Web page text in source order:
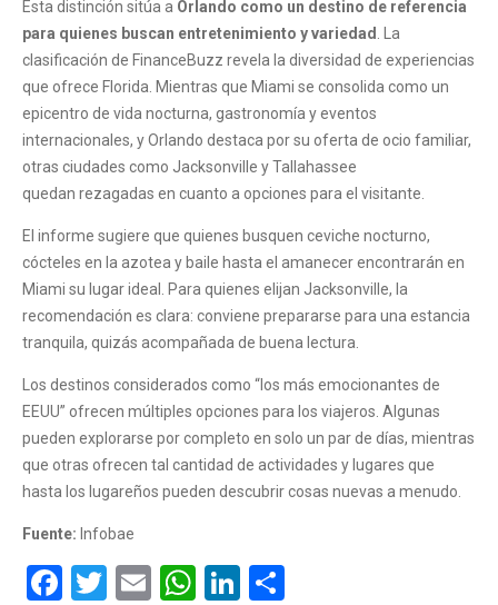
Esta distinción sitúa a Orlando como un destino de referencia
para quienes buscan entretenimiento y variedad
. La
clasificación de FinanceBuzz revela la diversidad de experiencias
que ofrece Florida. Mientras que Miami se consolida como un
epicentro de vida nocturna, gastronomía y eventos
internacionales, y Orlando destaca por su oferta de ocio familiar,
otras ciudades como Jacksonville y Tallahassee
quedan rezagadas en cuanto a opciones para el visitante.
El informe sugiere que quienes busquen ceviche nocturno,
cócteles en la azotea y baile hasta el amanecer encontrarán en
Miami su lugar ideal. Para quienes elijan Jacksonville, la
recomendación es clara: conviene prepararse para una estancia
tranquila, quizás acompañada de buena lectura.
Los destinos considerados como “los más emocionantes de
EEUU” ofrecen múltiples opciones para los viajeros. Algunas
pueden explorarse por completo en solo un par de días, mientras
que otras ofrecen tal cantidad de actividades y lugares que
hasta los lugareños pueden descubrir cosas nuevas a menudo.
Fuente: Infobae
Facebook
Twitter
EmailWhatsApp
LinkedIn